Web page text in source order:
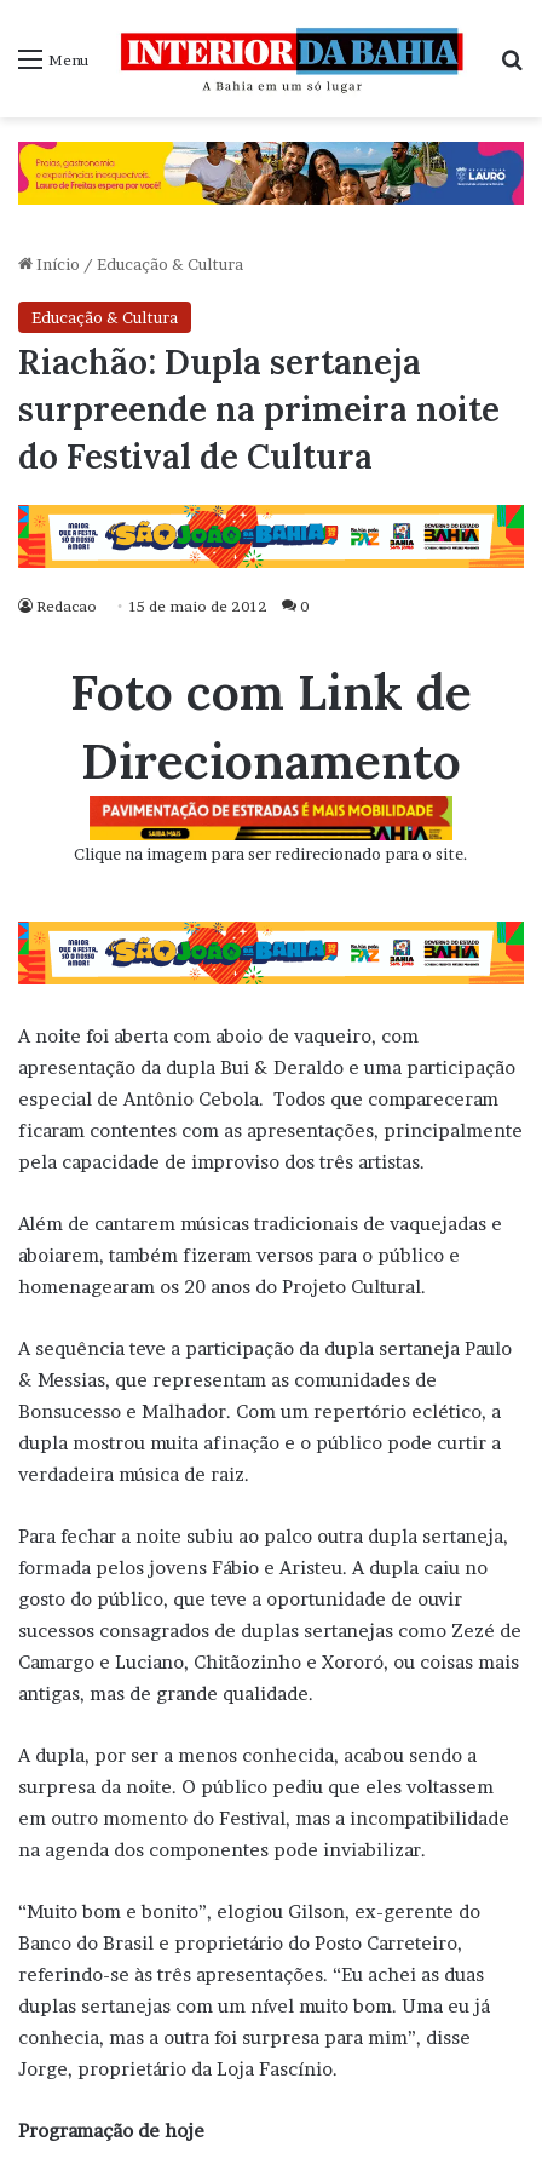
Menu
Início / Educação & Cultura
Educação & Cultura
Riachão: Dupla sertaneja
surpreende na primeira noite
do Festival de Cultura
Redacao 15 de maio de 2012 0
Foto com Link de
Direcionamento
Clique na imagem para ser redirecionado para o site.
A noite foi aberta com aboio de vaqueiro, com
apresentação da dupla Bui & Deraldo e uma participação
especial de Antônio Cebola. Todos que compareceram
ficaram contentes com as apresentações, principalmente
pela capacidade de improviso dos três artistas.
Além de cantarem músicas tradicionais de vaquejadas e
aboiarem, também fizeram versos para o público e
homenagearam os 20 anos do Projeto Cultural.
A sequência teve a participação da dupla sertaneja Paulo
& Messias, que representam as comunidades de
Bonsucesso e Malhador. Com um repertório eclético, a
dupla mostrou muita afinação e o público pode curtir a
verdadeira música de raiz.
Para fechar a noite subiu ao palco outra dupla sertaneja,
formada pelos jovens Fábio e Aristeu. A dupla caiu no
gosto do público, que teve a oportunidade de ouvir
sucessos consagrados de duplas sertanejas como Zezé de
Camargo e Luciano, Chitãozinho e Xororó, ou coisas mais
antigas, mas de grande qualidade.
A dupla, por ser a menos conhecida, acabou sendo a
surpresa da noite. O público pediu que eles voltassem
em outro momento do Festival, mas a incompatibilidade
na agenda dos componentes pode inviabilizar.
“Muito bom e bonito”, elogiou Gilson, ex-gerente do
Banco do Brasil e proprietário do Posto Carreteiro,
referindo-se às três apresentações. “Eu achei as duas
duplas sertanejas com um nível muito bom. Uma eu já
conhecia, mas a outra foi surpresa para mim”, disse
Jorge, proprietário da Loja Fascínio.
Programação de hoje